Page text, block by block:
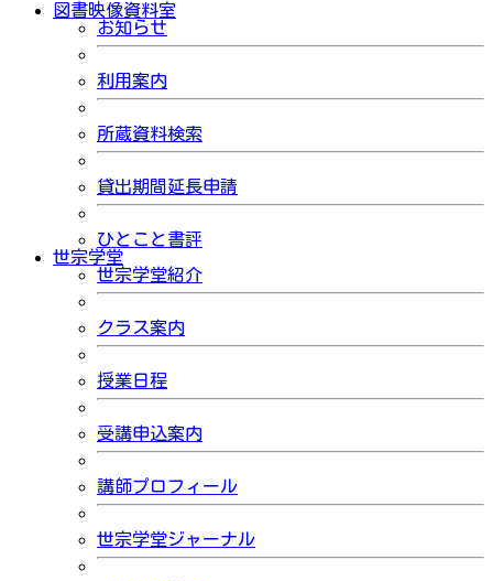
図書映像資料室
お知らせ
利用案内
所蔵資料検索
貸出期間延長申請
ひとこと書評
世宗学堂
世宗学堂紹介
クラス案内
授業日程
受講申込案内
講師プロフィール
世宗学堂ジャーナル